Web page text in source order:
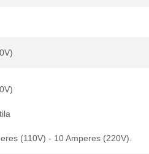
(110V) - 10 Amperes (220V).